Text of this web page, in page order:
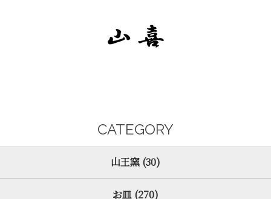
CATEGORY
山王窯 (30)
お皿 (270)